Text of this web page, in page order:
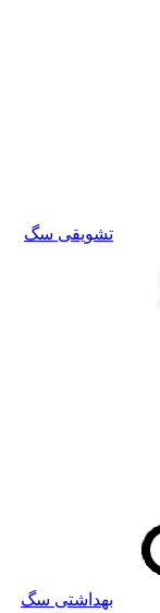
تشویقی سگ
بهداشتی سگ